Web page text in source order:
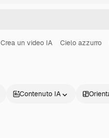
Crea un video IA Cielo azzurro
Contenuto IA